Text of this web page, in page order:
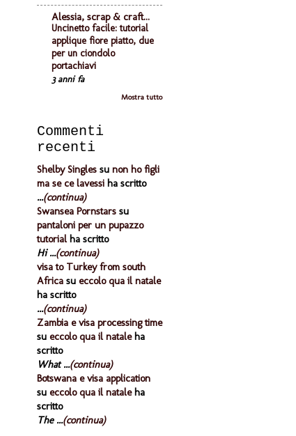
Alessia, scrap & craft...
Uncinetto facile: tutorial
applique fiore piatto, due
per un ciondolo
portachiavi
3 anni fa
Mostra tutto
Commenti
recenti
Shelby Singles su non ho figli
ma se ce lavessi ha scritto
...(continua)
Swansea Pornstars su
pantaloni per un pupazzo
tutorialha scritto
Hi ...(continua)
visa to Turkey from south
Africa su eccolo qua il natale
ha scritto
...(continua)
Zambia e visa processing time
su eccolo qua il nataleha
scritto
What ...(continua)
Botswana e visa application
su eccolo qua il nataleha
scritto
The ...(continua)